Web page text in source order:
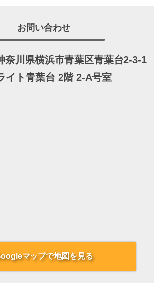
お問い合わせ
奈川県横浜市青葉区青葉台2-3-1
イト青葉台 2階 2-A号室
マップで地図を見る